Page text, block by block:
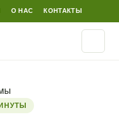
О НАС КОНТАКТЫ